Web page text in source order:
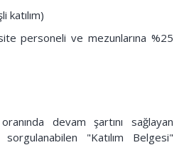
personeli ve mezunlarına %25
devam şartını sağlayan
sorgulanabilen "Katılım Belgesi"